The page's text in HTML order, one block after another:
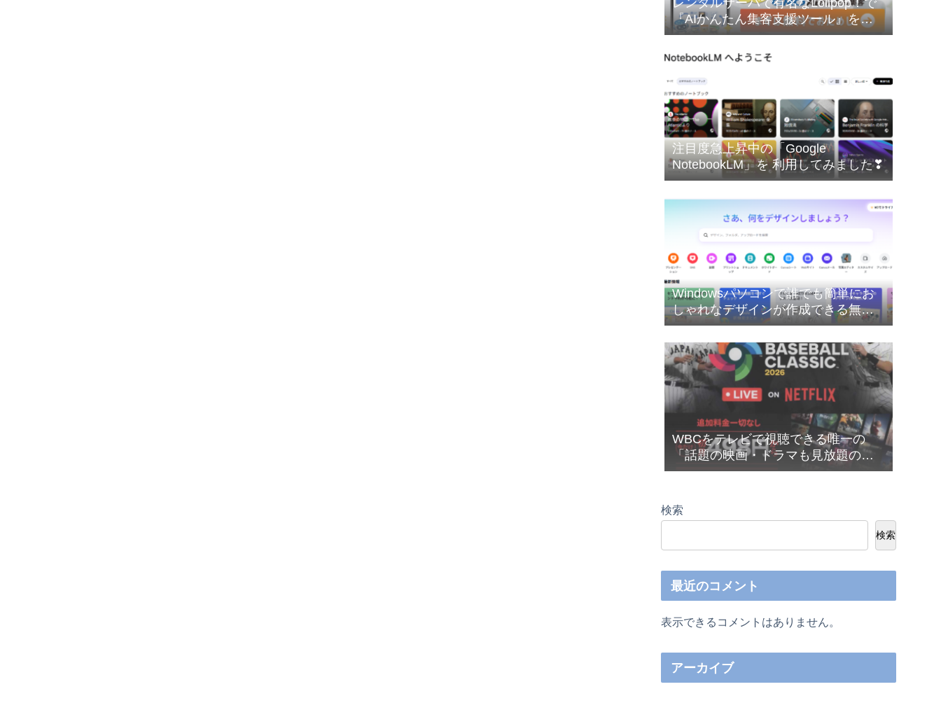
レンタルサーバで有名なLolipop！で
『AIかんたん集客支援ツール』を無
料でお試しできます❣
注目度急上昇中の「Google
NotebookLM」を 利用してみました❣
Windowsパソコンで誰でも簡単にお
しゃれなデザインが作成できる無料
のオンライングラフィックデザイン
ツールのCanva（キャンバ）を使って
みたした❣
WBCをテレビで視聴できる唯一の
「話題の映画・ドラマも見放題の
Netflix（ネットフリックス）」が今だ
検索
検索
最近のコメント
表示できるコメントはありません。
アーカイブ